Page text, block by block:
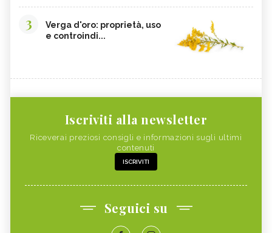
3
Verga d'oro: proprietà, uso
e controindi...
Iscriviti alla newsletter
Riceverai preziosi consigli e informazioni sugli ultimi
contenuti
ISCRIVITI
Seguici su